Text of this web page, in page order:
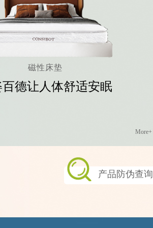
磁性床垫
德让人体舒适安眠
More+
产品防伪查询